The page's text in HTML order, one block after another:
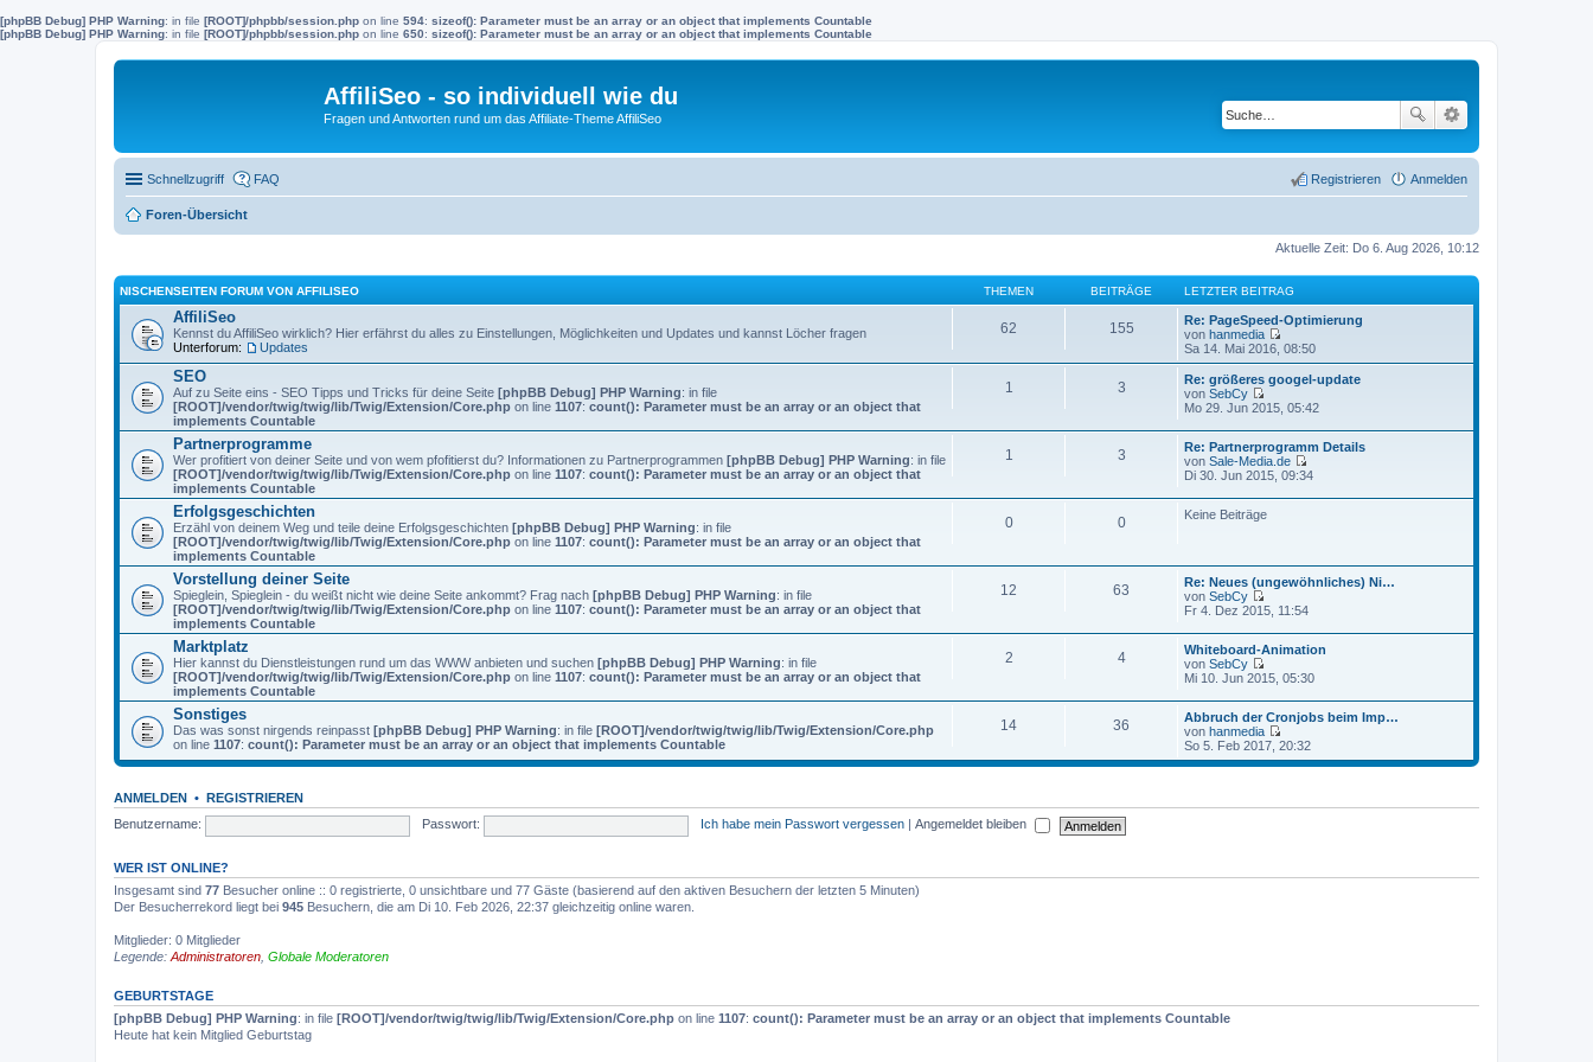
[phpBB Debug] PHP Warning: in file [ROOT]/phpbb/session.php on line 594: sizeof(): Parameter must be an array or an object that implements Countable
[phpBB Debug] PHP Warning: in file [ROOT]/phpbb/session.php on line 650: sizeof(): Parameter must be an array or an object that implements Countable
AffiliSeo - so individuell wie du
Fragen und Antworten rund um das Affiliate-Theme AffiliSeo
Schnellzugriff FAQ Anmelden
Registrieren
Foren-Übersicht
Aktuelle Zeit: Do 6. Aug 2026, 10:12
NISCHENSEITEN FORUM VON AFFILISEO THEMEN BEITRÄGE LETZTER BEITRAG
AffiliSeo
Kennst du AffiliSeo wirklich? Hier erfährst du alles zu Einstellungen, Möglichkeiten und Updates und kannst Löcher fragen
Unterforum:
Updates
62 155
Re: PageSpeed-Optimierung
von hanmedia
N
e
u
e
s
t
e
r
B
e
t
Sa 14. Mai 2016, 08:50
SEO
Auf zu Seite eins - SEO Tipps und Tricks für deine Seite [phpBB Debug] PHP Warning: in file
[ROOT]/vendor/twig/twig/lib/Twig/Extension/Core.php on line 1107: count(): Parameter must be an array or an object that
implements Countable
1 3
Re: größeres googel-update
von SebCy
N
u
e
s
t
B
a
g
Mo 29. Jun 2015, 05:42
Partnerprogramme
Wer profitiert von deiner Seite und von wem pfofitierst du? Informationen zu Partnerprogrammen [phpBB Debug] PHP Warning: in file
[ROOT]/vendor/twig/twig/lib/Twig/Extension/Core.php on line 1107: count(): Parameter must be an array or an object that
implements Countable
1 3
Re: Partnerprogramm Details
von Sale-Media.de
N
u
B
i
r
a
g
Di 30. Jun 2015, 09:34
Erfolgsgeschichten
Erzähl von deinem Weg und teile deine Erfolgsgeschichten [phpBB Debug] PHP Warning: in file
[ROOT]/vendor/twig/twig/lib/Twig/Extension/Core.php on line 1107: count(): Parameter must be an array or an object that
implements Countable
0 0 Keine Beiträge
Vorstellung deiner Seite
Spieglein, Spieglein - du weißt nicht wie deine Seite ankommt? Frag nach [phpBB Debug] PHP Warning: in file
[ROOT]/vendor/twig/twig/lib/Twig/Extension/Core.php on line 1107: count(): Parameter must be an array or an object that
implements Countable
12 63
Re: Neues (ungewöhnliches) Ni…
von SebCy
N
u
e
t
B
e
t
g
Fr 4. Dez 2015, 11:54
Marktplatz
Hier kannst du Dienstleistungen rund um das WWW anbieten und suchen [phpBB Debug] PHP Warning: in file
[ROOT]/vendor/twig/twig/lib/Twig/Extension/Core.php on line 1107: count(): Parameter must be an array or an object that
implements Countable
2 4
Whiteboard-Animation
von SebCy
N
u
e
t
e
g
Mi 10. Jun 2015, 05:30
Sonstiges
Das was sonst nirgends reinpasst [phpBB Debug] PHP Warning: in file [ROOT]/vendor/twig/twig/lib/Twig/Extension/Core.php
on line 1107: count(): Parameter must be an array or an object that implements Countable
14 36
Abbruch der Cronjobs beim Imp…
von hanmedia
N
e
u
So 5. Feb 2017, 20:32
ANMELDEN • REGISTRIEREN
Benutzername:
Passwort: Ich habe mein Passwort vergessen Angemeldet bleiben
WER IST ONLINE?
Insgesamt sind 77 Besucher online :: 0 registrierte, 0 unsichtbare und 77 Gäste (basierend auf den aktiven Besuchern der letzten 5 Minuten)
Der Besucherrekord liegt bei 945 Besuchern, die am Di 10. Feb 2026, 22:37 gleichzeitig online waren.
Mitglieder: 0 Mitglieder
Legende: Administratoren Globale Moderatoren
GEBURTSTAGE
[phpBB Debug] PHP Warning: in file [ROOT]/vendor/twig/twig/lib/Twig/Extension/Core.php on line 1107: count(): Parameter must be an array or an object that implements Countable
Heute hat kein Mitglied Geburtstag